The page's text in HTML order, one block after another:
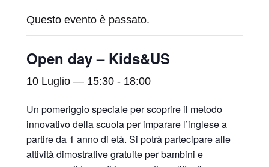
Questo evento è passato.
Open day – Kids&US
10 Luglio — 15:30 - 18:00
Un pomeriggio speciale per scoprire il metodo
innovativo della scuola per imparare l’inglese a
partire da 1 anno di età. Si potrà partecipare alle
attività dimostrative gratuite per bambini e